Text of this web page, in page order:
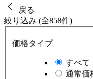
戻る
絞り込み (全858件)
価格タイプ
すべて
通常価